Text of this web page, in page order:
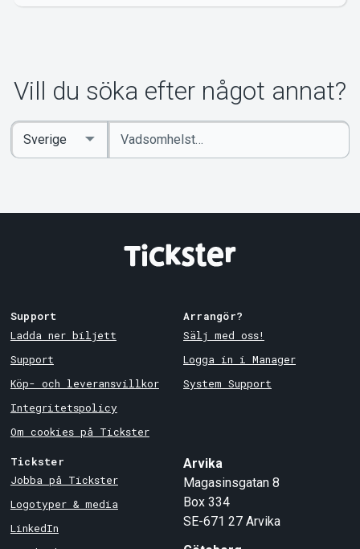
Vill du söka efter något annat?
Ange
sökord
Select
Country
Support
Ladda ner biljett
Support
Köp- och leveransvillkor
Integritetspolicy
Om cookies på Tickster
Arrangör?
Sälj med oss!
Logga in i Manager
System Support
Tickster
Jobba på Tickster
Logotyper & media
LinkedIn
Arvika
Magasinsgatan 8
Box 334
SE-671 27 Arvika